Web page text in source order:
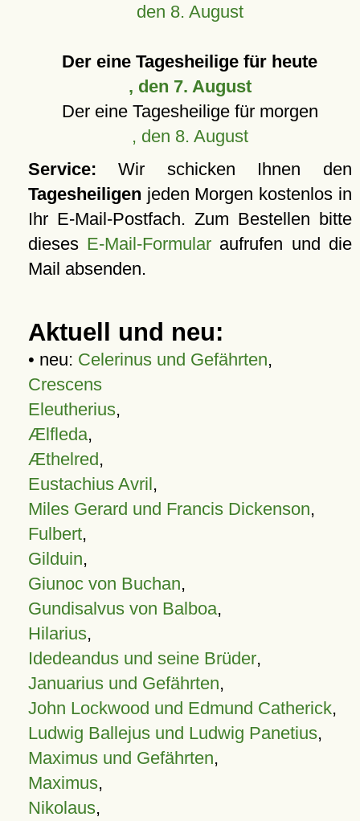
den 8. August
Der eine Tagesheilige für heute
, den 7. August
Der eine Tagesheilige für morgen
, den 8. August
Service: Wir schicken Ihnen den
Tagesheiligen jeden Morgen kostenlos in
Ihr E-Mail-Postfach. Zum Bestellen bitte
dieses E-Mail-Formular aufrufen und die
Mail absenden.
Aktuell und neu:
• neu: Celerinus und Gefährten,
Crescens
Eleutherius,
Ælfleda,
Æthelred,
Eustachius Avril,
Miles Gerard und Francis Dickenson,
Fulbert,
Gilduin,
Giunoc von Buchan,
Gundisalvus von Balboa,
Hilarius,
Idedeandus und seine Brüder,
Januarius und Gefährten,
John Lockwood und Edmund Catherick,
Ludwig Ballejus und Ludwig Panetius,
Maximus und Gefährten,
Maximus,
Nikolaus,